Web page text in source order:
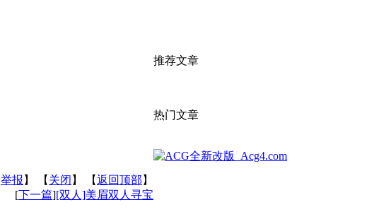
举报 】 【 关闭 】 【返回顶部 】
[下一篇][双人]美眉双人寻宝
推荐文章
热门文章